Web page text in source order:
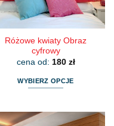
stronie
produktu
Różowe kwiaty Obraz
cyfrowy
cena od: 180 zł
WYBIERZ OPCJE